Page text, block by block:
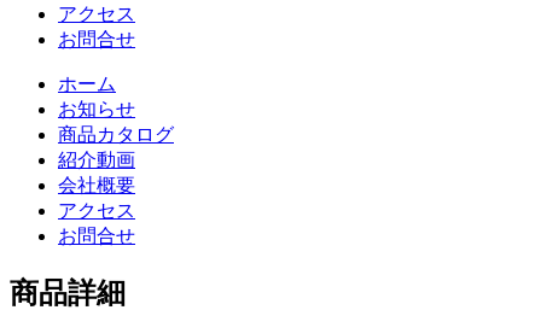
アクセス
お問合せ
ホーム
お知らせ
商品カタログ
紹介動画
会社概要
アクセス
お問合せ
商品詳細